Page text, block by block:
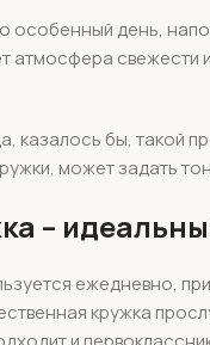
особенный день,
атмосфера
казалось бы, такой
может задать
–
ежедневно,
кружка